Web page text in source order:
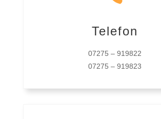
Telefon
07275 – 919822
07275 – 919823